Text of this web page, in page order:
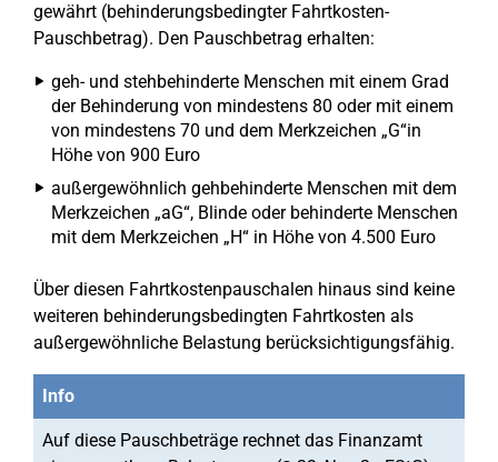
gewährt (behinderungsbedingter Fahrtkosten-
Pauschbetrag). Den Pauschbetrag erhalten:
geh- und stehbehinderte Menschen mit einem Grad
der Behinderung von mindestens 80 oder mit einem
von mindestens 70 und dem Merkzeichen „G“in
Höhe von 900 Euro
außergewöhnlich gehbehinderte Menschen mit dem
Merkzeichen „aG“, Blinde oder behinderte Menschen
mit dem Merkzeichen „H“ in Höhe von 4.500 Euro
Über diesen Fahrtkostenpauschalen hinaus sind keine
weiteren behinderungsbedingten Fahrtkosten als
außergewöhnliche Belastung berücksichtigungsfähig.
Info
Auf diese Pauschbeträge rechnet das Finanzamt